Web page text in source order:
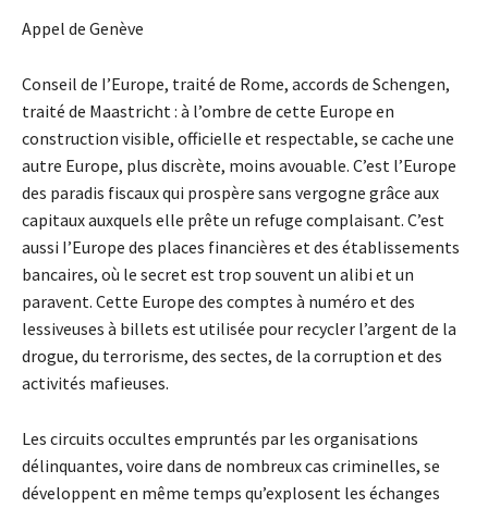
Appel de Genève
Conseil de I’Europe, traité de Rome, accords de Schengen,
traité de Maastricht : à l’ombre de cette Europe en
construction visible, officielle et respectable, se cache une
autre Europe, plus discrète, moins avouable. C’est l’Europe
des paradis fiscaux qui prospère sans vergogne grâce aux
capitaux auxquels elle prête un refuge complaisant. C’est
aussi I’Europe des places financières et des établissements
bancaires, où le secret est trop souvent un alibi et un
paravent. Cette Europe des comptes à numéro et des
lessiveuses à billets est utilisée pour recycler l’argent de la
drogue, du terrorisme, des sectes, de la corruption et des
activités mafieuses.
Les circuits occultes empruntés par les organisations
délinquantes, voire dans de nombreux cas criminelles, se
développent en même temps qu’explosent les échanges